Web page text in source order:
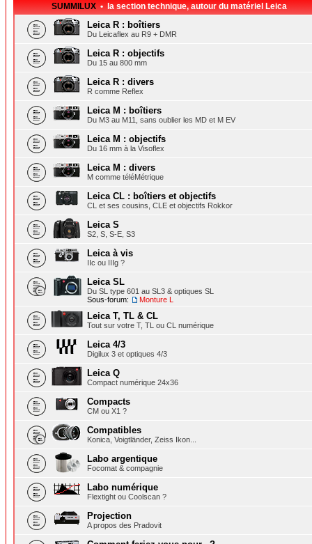
SUMMILUX • la section technique, autour du matériel Leica
Leica R : boîtiers
Du Leicaflex au R9 + DMR
Leica R : objectifs
Du 15 au 800 mm
Leica R : divers
R comme Reflex
Leica M : boîtiers
Du M3 au M11, sans oublier les MD et M EV
Leica M : objectifs
Du 16 mm à la Visoflex
Leica M : divers
M comme téléMétrique
Leica CL : boîtiers et objectifs
CL et ses cousins, CLE et objectifs Rokkor
Leica S
S2, S, S-E, S3
Leica à vis
IIc ou IIIg ?
Leica SL
Du SL type 601 au SL3 & optiques SL
Sous-forum:
Monture L
Leica T, TL & CL
Tout sur votre T, TL ou CL numérique
Leica 4/3
Digilux 3 et optiques 4/3
Leica Q
Compact numérique 24x36
Compacts
CM ou X1 ?
Compatibles
Konica, Voigtländer, Zeiss Ikon...
Labo argentique
Focomat & compagnie
Labo numérique
Flextight ou Coolscan ?
Projection
A propos des Pradovit